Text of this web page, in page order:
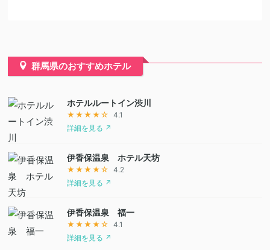
群馬県のおすすめホテル
ホテルルートイン渋川
★★★★☆
4.1
詳細を見る ↗
伊香保温泉 ホテル天坊
★★★★☆
4.2
詳細を見る ↗
伊香保温泉 福一
★★★★☆
4.1
詳細を見る ↗